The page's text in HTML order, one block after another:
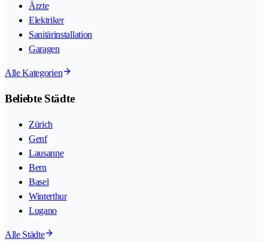
Ärzte
Elektriker
Sanitärinstallation
Garagen
Alle Kategorien
Beliebte Städte
Zürich
Genf
Lausanne
Bern
Basel
Winterthur
Lugano
Alle Städte